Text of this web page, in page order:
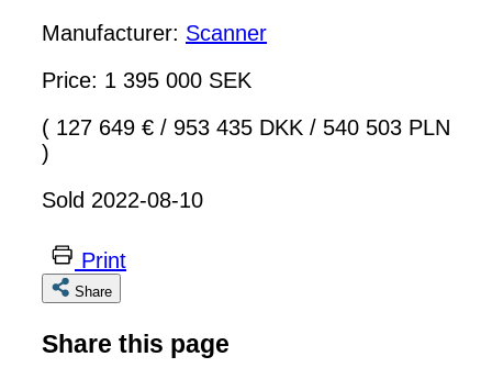
Manufacturer: Scanner
Price: 1 395 000 SEK
( 127 649 € / 953 435 DKK / 540 503 PLN
)
Sold 2022-08-10
Print
Share
Share this page